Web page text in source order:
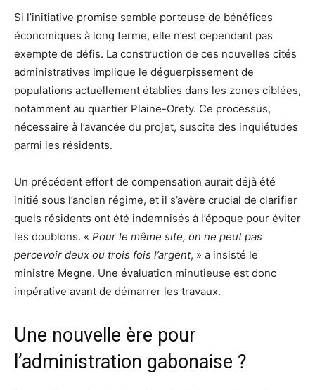
Si l’initiative promise semble porteuse de bénéfices
économiques à long terme, elle n’est cependant pas
exempte de défis. La construction de ces nouvelles cités
administratives implique le déguerpissement de
populations actuellement établies dans les zones ciblées,
notamment au quartier Plaine-Orety. Ce processus,
nécessaire à l’avancée du projet, suscite des inquiétudes
parmi les résidents.
Un précédent effort de compensation aurait déjà été
initié sous l’ancien régime, et il s’avère crucial de clarifier
quels résidents ont été indemnisés à l’époque pour éviter
les doublons. « Pour le même site, on ne peut pas
percevoir deux ou trois fois l’argent, » a insisté le
ministre Megne. Une évaluation minutieuse est donc
impérative avant de démarrer les travaux.
Une nouvelle ère pour
l’administration gabonaise ?